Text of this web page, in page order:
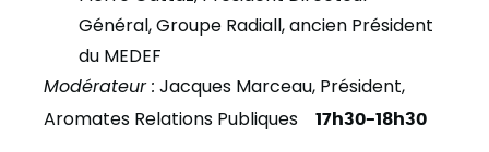
Général, Groupe Radiall, ancien Président
du MEDEF
Modérateur : Jacques Marceau, Président,
Aromates Relations Publiques
17h30-18h30